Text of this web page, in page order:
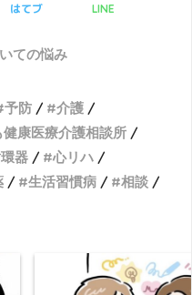
はてブ LINE
ての悩み
予防
介護
健康医療介護相談所
器
心リハ
生活習慣病
相談